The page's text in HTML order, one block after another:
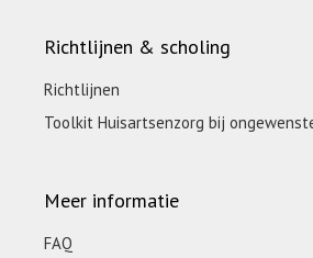
Richtlijnen & scholing
Richtlijnen
Toolkit Huisartsenzorg bij
Meer informatie
FAQ